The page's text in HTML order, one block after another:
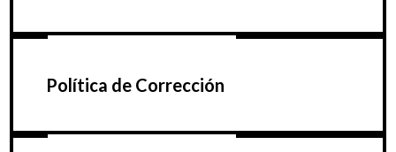
Política de Corrección